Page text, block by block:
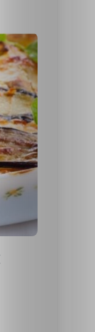
Новини
Search